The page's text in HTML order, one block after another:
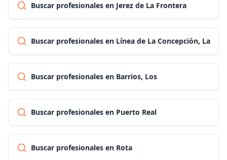
Buscar profesionales en Jerez de La Frontera
Buscar profesionales en Línea de La Concepción, La
Buscar profesionales en Barrios, Los
Buscar profesionales en Puerto Real
Buscar profesionales en Rota